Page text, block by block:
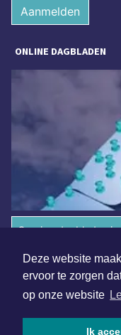
Deze website
ervoor te zorgen
op onze website
Ik
Aanmelden
ONLINE DAGBLADEN
Overige dagbladen
Algemene voorwaarden
Disclaimer